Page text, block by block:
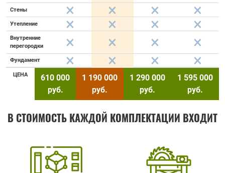
Стены
Утепление
Внутренние
перегородки
Фундамент
ЦЕНА
610 000
руб.
1 190 000
руб.
1 290 000
руб.
1 595 000
руб.
В СТОИМОСТЬ КАЖДОЙ КОМПЛЕКТАЦИИ ВХОДИТ